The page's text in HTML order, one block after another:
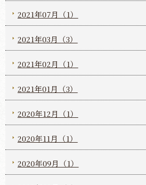
2021年07月（1）
2021年03月（3）
2021年02月（1）
2021年01月（3）
2020年12月（1）
2020年11月（1）
2020年09月（1）